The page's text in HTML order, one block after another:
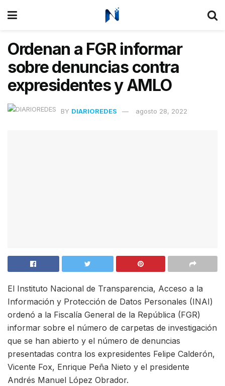
Ordenan a FGR informar
sobre denuncias contra
expresidentes y AMLO
BY DIARIOREDES agosto 28, 2022
El Instituto Nacional de Transparencia, Acceso a la
Información y Protección de Datos Personales (INAI)
ordenó a la Fiscalía General de la República (FGR)
informar sobre el número de carpetas de investigación
que se han abierto y el número de denuncias
presentadas contra los expresidentes Felipe Calderón,
Vicente Fox, Enrique Peña Nieto y el presidente
Andrés Manuel López Obrador.